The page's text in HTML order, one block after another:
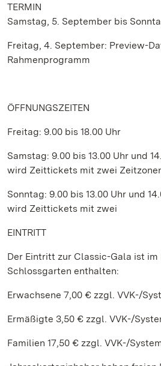
TERMIN
Samstag, 5. September bis
Freitag, 4. September: Preview-
Rahmenprogramm
ÖFFNUNGSZEITEN
Freitag: 9.00 bis 18.00 Uhr
Samstag: 9.00 bis 13.00 Uhr und
wird Zeittickets mit zwei
Sonntag: 9.00 bis 13.00 Uhr und
wird Zeittickets mit zwei
EINTRITT
Der Eintritt zur Classic-Gala ist
Schlossgarten enthalten:
Erwachsene 7,00 € zzgl. VVK-/
Ermäßigte 3,50 € zzgl. VVK-/
Familien 17,50 € zzgl. VVK-/